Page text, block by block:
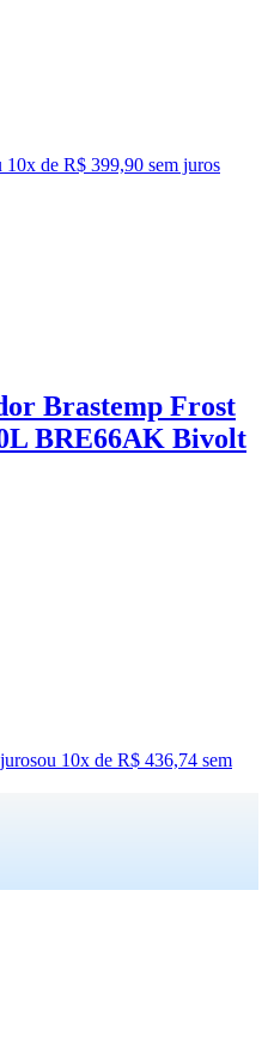
10x de R$ 399,90 sem juros
Brastemp Frost
BRE66AK Bivolt
ou 10x de R$ 436,74 sem